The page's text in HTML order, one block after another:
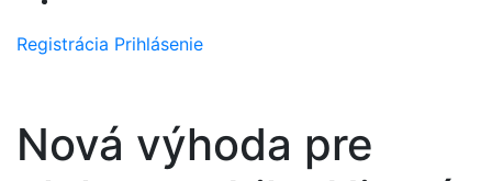
Registrácia Prihlásenie
Nová výhoda pre